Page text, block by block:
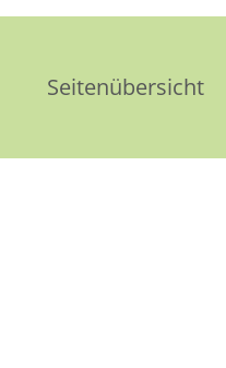
Seitenübersicht